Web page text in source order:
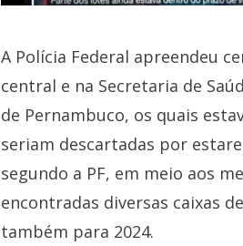
A Polícia Federal apreendeu
central e na Secretaria de
de Pernambuco, os quais
seriam descartadas por
segundo a PF, em meio aos
encontradas diversas caixas
também para 2024.